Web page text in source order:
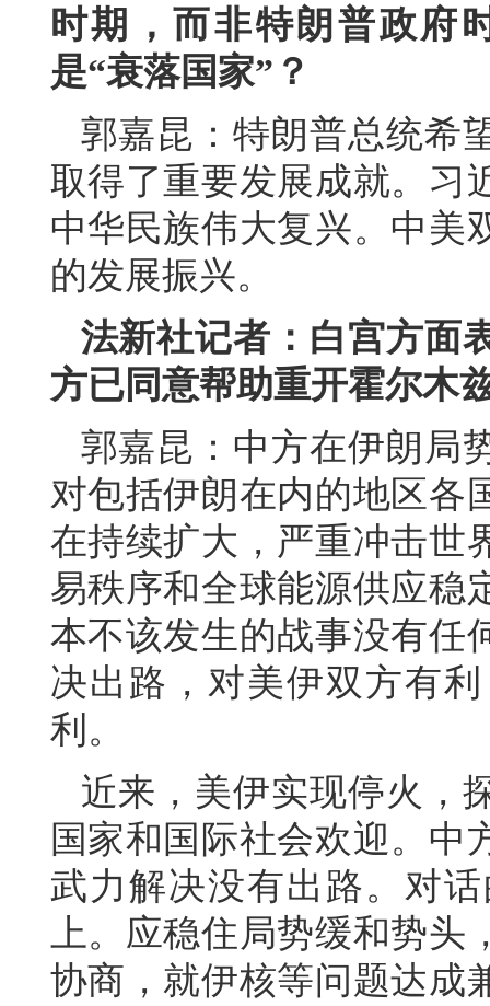
时期，而非特朗普政府
是“衰落国家”？
郭嘉昆：特朗普总统希
取得了重要发展成就。习
中华民族伟大复兴。中美
的发展振兴。
法新社记者：白宫方面
方已同意帮助重开霍尔木
郭嘉昆：中方在伊朗局
对包括伊朗在内的地区各
在持续扩大，严重冲击世
易秩序和全球能源供应稳
本不该发生的战事没有任
决出路，对美伊双方有
利。
近来，美伊实现停火，
国家和国际社会欢迎。中
武力解决没有出路。对
上。应稳住局势缓和势头
协商，就伊核等问题达成